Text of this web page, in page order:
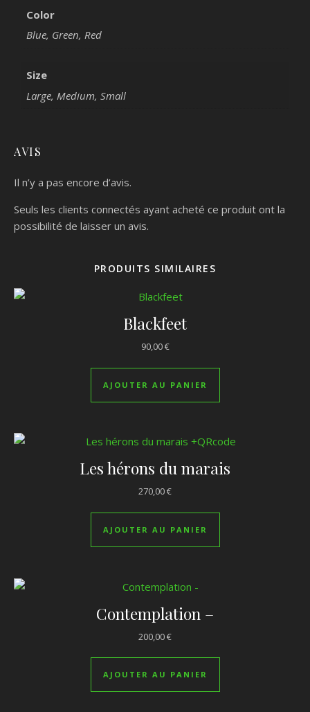
Color
Blue, Green, Red
Size
Large, Medium, Small
AVIS
Il n’y a pas encore d’avis.
Seuls les clients connectés ayant acheté ce produit ont la
possibilité de laisser un avis.
PRODUITS SIMILAIRES
Blackfeet
90,00€
AJOUTER AU PANIER
Les hérons du marais
270,00€
AJOUTER AU PANIER
Contemplation –
200,00€
AJOUTER AU PANIER